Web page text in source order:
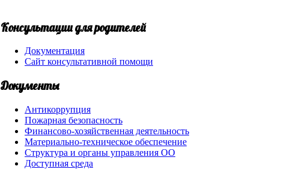
Консультации для родителей
Документация
Сайт консультативной помощи
Документы
Антикоррупция
Пожарная безопасность
Финансово-хозяйственная деятельность
Материально-техническое обеспечение
Структура и органы управления ОО
Доступная среда